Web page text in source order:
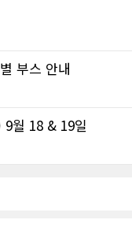
부스 안내
9월 18 & 19일